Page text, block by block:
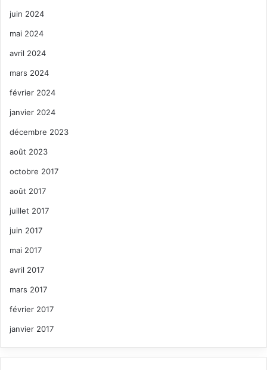
juin 2024
mai 2024
avril 2024
mars 2024
février 2024
janvier 2024
décembre 2023
août 2023
octobre 2017
août 2017
juillet 2017
juin 2017
mai 2017
avril 2017
mars 2017
février 2017
janvier 2017